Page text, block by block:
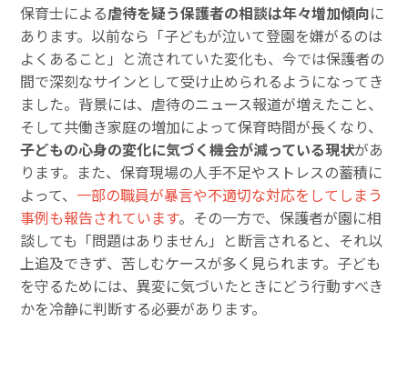
保育士による虐待を疑う保護者の相談は年々増加傾向に
あります。以前なら「子どもが泣いて登園を嫌がるのは
よくあること」と流されていた変化も、今では保護者の
間で深刻なサインとして受け止められるようになってき
ました。背景には、虐待のニュース報道が増えたこと、
そして共働き家庭の増加によって保育時間が長くなり、
子どもの心身の変化に気づく機会が減っている現状があ
ります。また、保育現場の人手不足やストレスの蓄積に
よって、 一部の職員が暴言や不適切な対応をしてしまう
事例も報告されています。その一方で、保護者が園に相
談しても「問題はありません」と断言されると、それ以
上追及できず、苦しむケースが多く見られます。子ども
を守るためには、異変に気づいたときにどう行動すべき
かを冷静に判断する必要があります。